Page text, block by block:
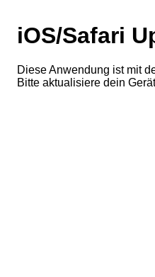
iOS/Safari
Diese Anwendung ist mit
Bitte aktualisiere dein